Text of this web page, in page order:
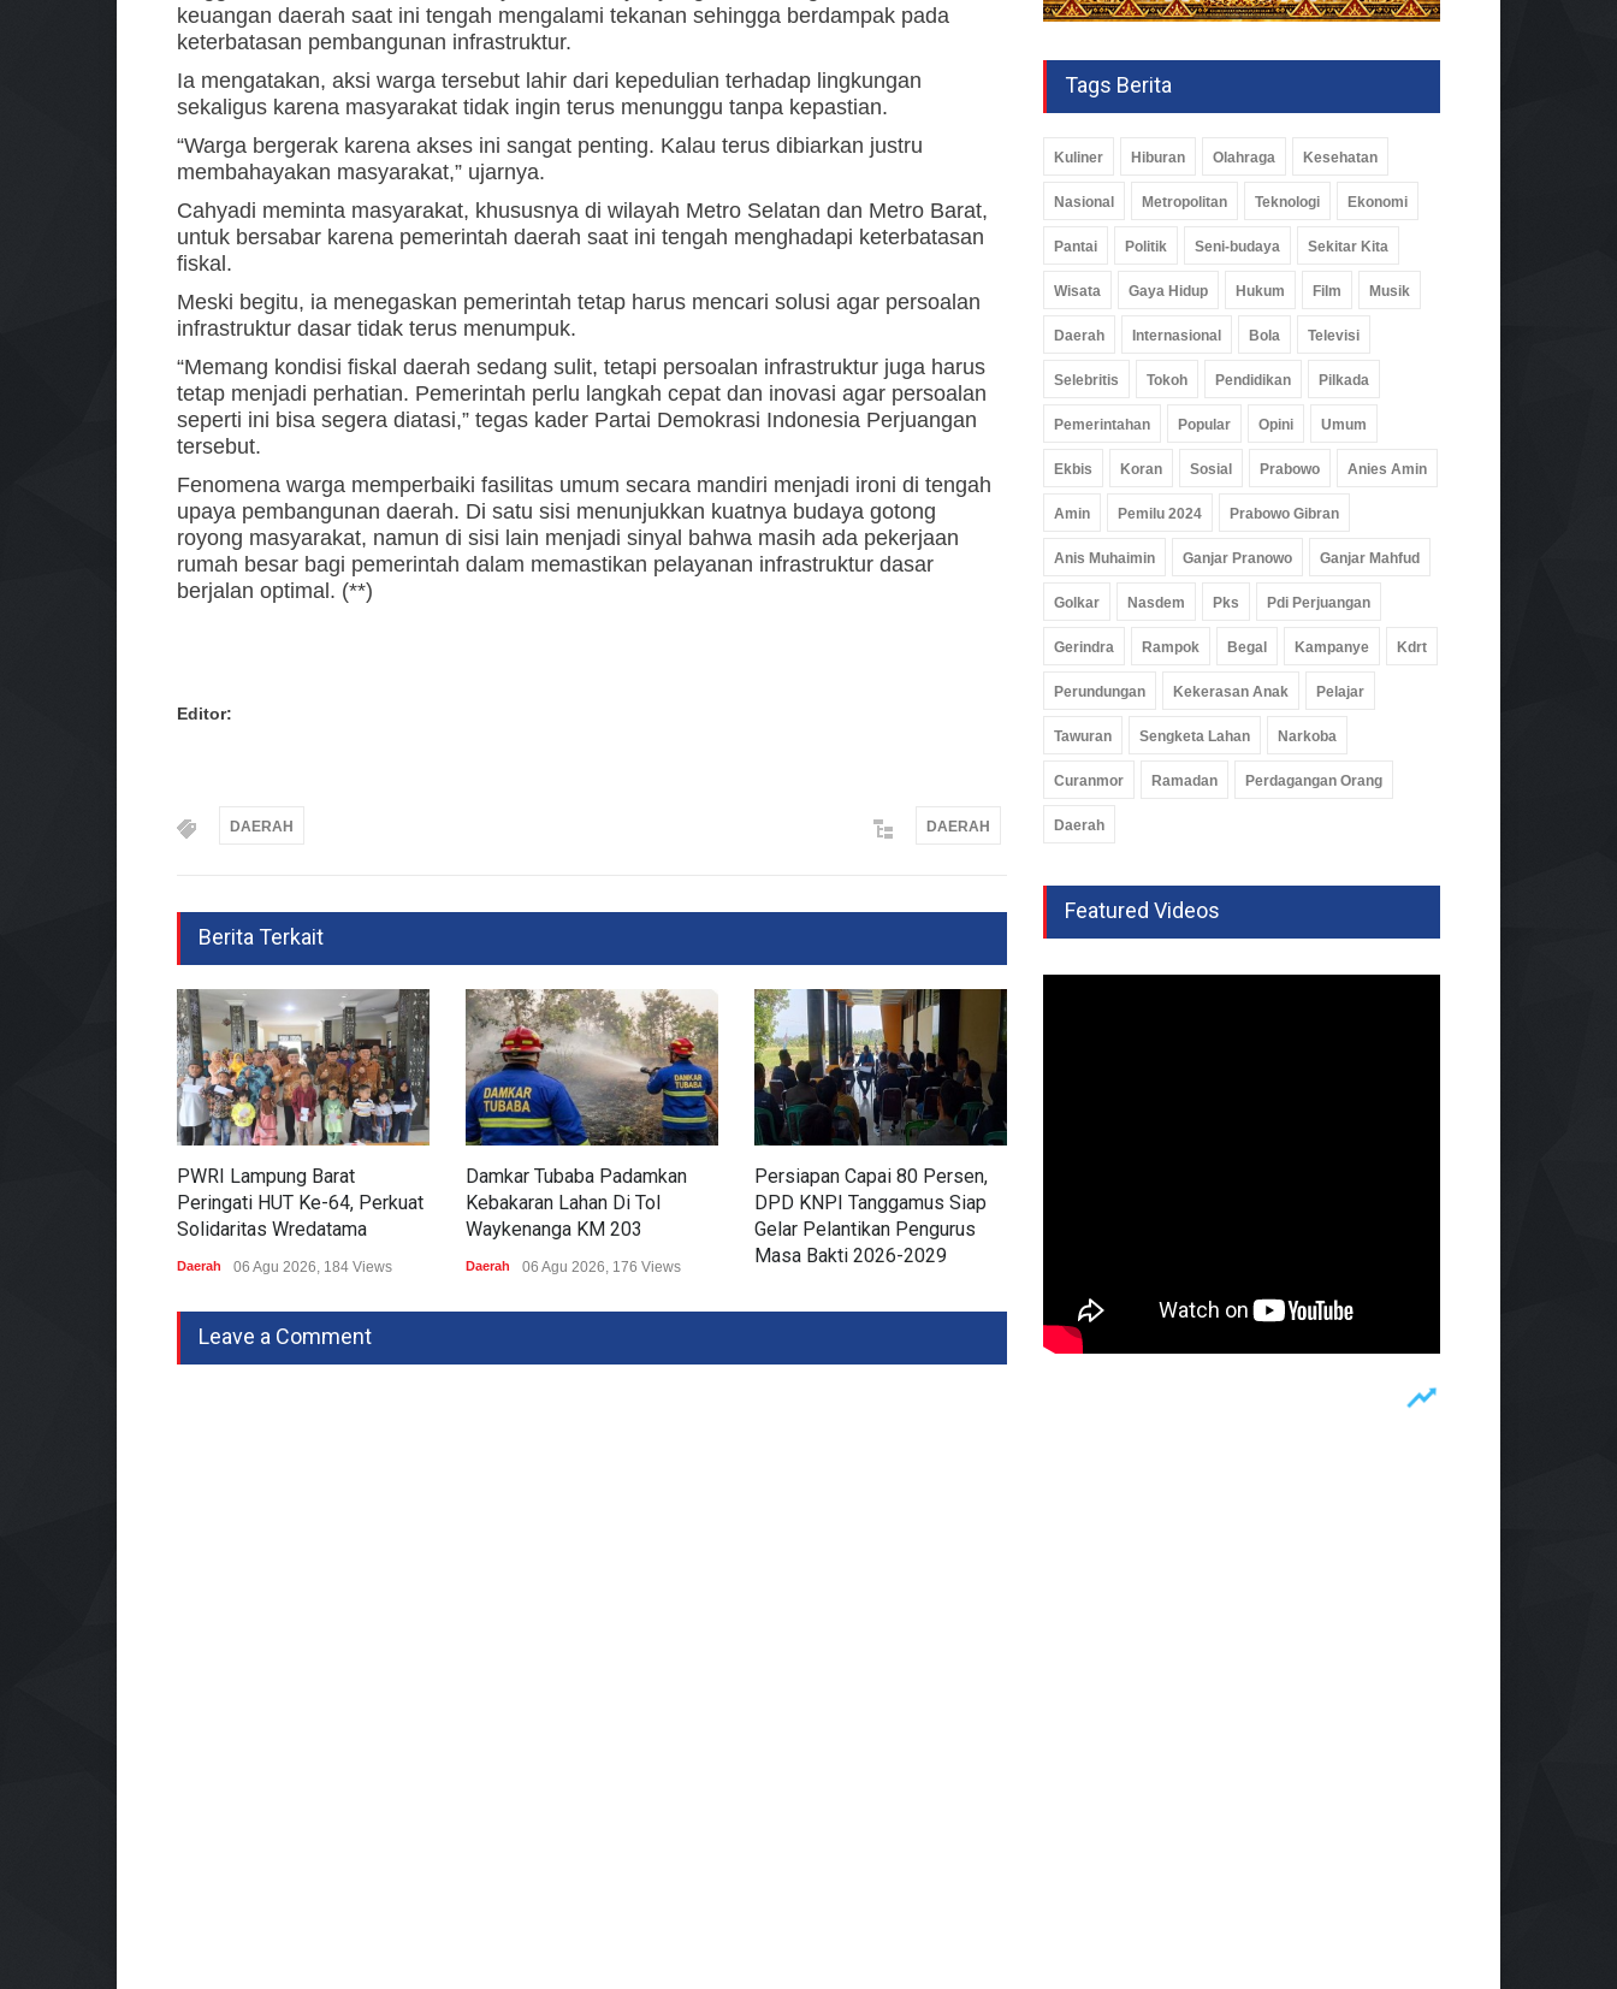
keuangan daerah saat ini tengah mengalami tekanan sehingga berdampak pada
keterbatasan pembangunan infrastruktur.
Ia mengatakan, aksi warga tersebut lahir dari kepedulian terhadap lingkungan
sekaligus karena masyarakat tidak ingin terus menunggu tanpa kepastian.
“Warga bergerak karena akses ini sangat penting. Kalau terus dibiarkan justru
membahayakan masyarakat,” ujarnya.
Cahyadi meminta masyarakat, khususnya di wilayah Metro Selatan dan Metro Barat,
untuk bersabar karena pemerintah daerah saat ini tengah menghadapi keterbatasan
fiskal.
Meski begitu, ia menegaskan pemerintah tetap harus mencari solusi agar persoalan
infrastruktur dasar tidak terus menumpuk.
“Memang kondisi fiskal daerah sedang sulit, tetapi persoalan infrastruktur juga harus
tetap menjadi perhatian. Pemerintah perlu langkah cepat dan inovasi agar persoalan
seperti ini bisa segera diatasi,” tegas kader Partai Demokrasi Indonesia Perjuangan
tersebut.
Fenomena warga memperbaiki fasilitas umum secara mandiri menjadi ironi di tengah
upaya pembangunan daerah. Di satu sisi menunjukkan kuatnya budaya gotong
royong masyarakat, namun di sisi lain menjadi sinyal bahwa masih ada pekerjaan
rumah besar bagi pemerintah dalam memastikan pelayanan infrastruktur dasar
berjalan optimal. (**)
Editor:
DAERAH DAERAH
Berita Terkait
PWRI Lampung Barat
Peringati HUT Ke-64, Perkuat
Solidaritas Wredatama
Daerah 06 Agu 2026, 184 Views
Damkar Tubaba Padamkan
Kebakaran Lahan Di Tol
Waykenanga KM 203
Daerah 06 Agu 2026, 176 Views
Persiapan Capai 80 Persen,
DPD KNPI Tanggamus Siap
Gelar Pelantikan Pengurus
Masa Bakti 2026-2029
Leave a Comment
Tags Berita
Kuliner Hiburan Olahraga Kesehatan
Nasional Metropolitan Teknologi Ekonomi
Pantai Politik Seni-budaya Sekitar Kita
Wisata Gaya Hidup Hukum Film Musik
Daerah Internasional Bola Televisi
Selebritis Tokoh Pendidikan Pilkada
Pemerintahan Popular Opini Umum
Ekbis Koran Sosial Prabowo Anies Amin
Amin Pemilu 2024 Prabowo Gibran
Anis Muhaimin Ganjar Pranowo Ganjar Mahfud
Golkar Nasdem Pks Pdi Perjuangan
Gerindra Rampok Begal Kampanye Kdrt
Perundungan Kekerasan Anak Pelajar
Tawuran Sengketa Lahan Narkoba
Curanmor Ramadan Perdagangan Orang
Daerah
Featured Videos